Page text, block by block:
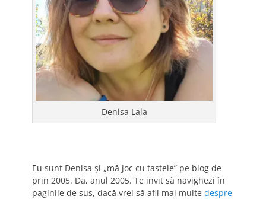
Denisa Lala
Eu sunt Denisa și „mă joc cu tastele” pe blog de
prin 2005. Da, anul 2005. Te invit să navighezi în
paginile de sus, dacă vrei să afli mai multe despre